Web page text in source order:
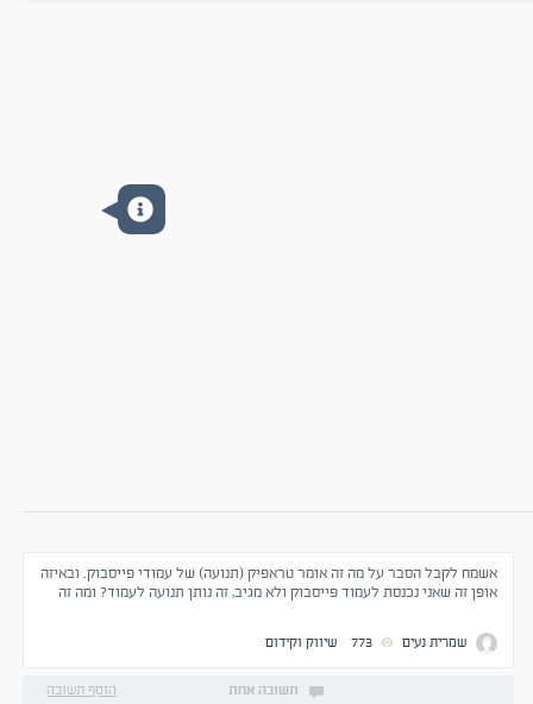
אשמח לקבל הסבר על מה זה אומר טראפיק (תנועה) של עמודי פייסבוק. ובאיזה
אופן זה שאני נכנסת לעמוד פייסבוק ולא מגיב, זה נותן תנועה לעמוד? ומה זה
שמרית נעים 773 שיווק וקידום
תשובה אחת הוסף תשובה